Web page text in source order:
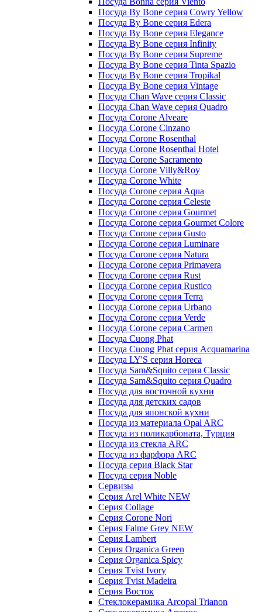
Посуда By Bone серия Cowry Yellow
Посуда By Bone серия Edera
Посуда By Bone серия Elegance
Посуда By Bone серия Infinity
Посуда By Bone серия Supreme
Посуда By Bone серия Tinta Spazio
Посуда By Bone серия Tropikal
Посуда By Bone серия Vintage
Посуда Chan Wave серия Classic
Посуда Chan Wave серия Quadro
Посуда Corone Alveare
Посуда Corone Cinzano
Посуда Corone Rosenthal
Посуда Corone Rosenthal Hotel
Посуда Corone Sacramento
Посуда Corone Villy&Roy
Посуда Corone White
Посуда Corone серия Aqua
Посуда Corone серия Celeste
Посуда Corone серия Gourmet
Посуда Corone серия Gourmet Colore
Посуда Corone серия Gusto
Посуда Corone серия Luminare
Посуда Corone серия Natura
Посуда Corone серия Primavera
Посуда Corone серия Rust
Посуда Corone серия Rustico
Посуда Corone серия Terra
Посуда Corone серия Urbano
Посуда Corone серия Verde
Посуда Corone серия Сarmen
Посуда Cuong Phat
Посуда Cuong Phat серия Acquamarina
Посуда LY'S серия Horeca
Посуда Sam&Squito серия Classic
Посуда Sam&Squito серия Quadro
Посуда для восточной кухни
Посуда для детских садов
Посуда для японской кухни
Посуда из материала Opal ARC
Посуда из поликарбоната, Турция
Посуда из стекла ARC
Посуда из фарфора ARC
Посуда серия Black Star
Посуда серия Noble
Сервизы
Серия Arel White NEW
Серия Collage
Серия Corone Nori
Серия Falme Grey NEW
Серия Lambert
Серия Organica Green
Серия Organica Spicy
Серия Tvist Ivory
Серия Tvist Madeira
Серия Восток
Стеклокерамика Arcopal Trianon